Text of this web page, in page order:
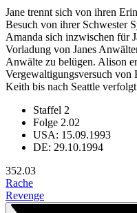
Jane trennt sich von ihren
Besuch von ihrer Schwester
Amanda sich inzwischen für
Vorladung von Janes
Anwälte zu belügen. Alison
Vergewaltigungsversuch
Keith bis nach Seattle
Staffel 2
Folge 2.02
USA: 15.09.1993
DE: 29.10.1994
352.03
Rache
Revenge